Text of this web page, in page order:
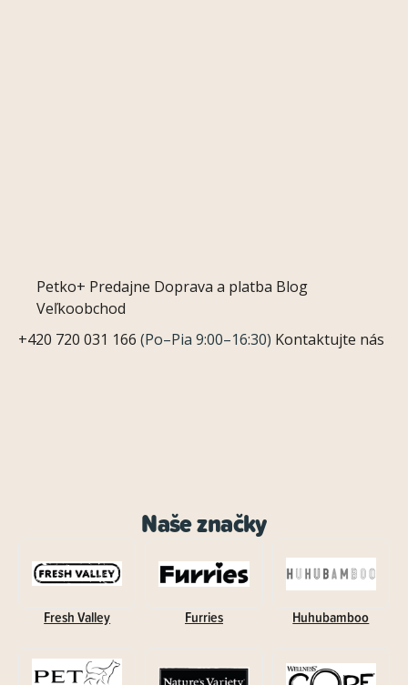
Petko+ Predajne Doprava a platba Blog
Veľkoobchod
+420 720 031 166 (Po–Pia 9:00–16:30) Kontaktujte nás
Naše značky
Fresh Valley Furries Huhubamboo